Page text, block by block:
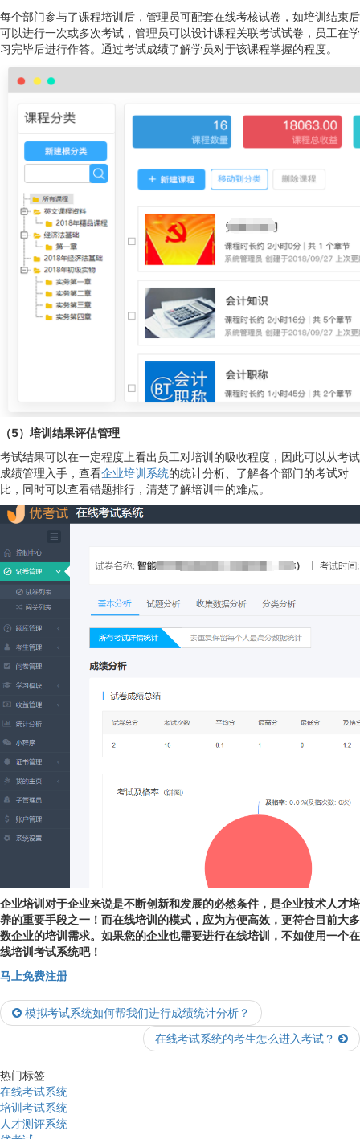
每个部门参与了课程培训后，管理员可配套在线考核试卷，如培训结束后
可以进行一次或多次考试，管理员可以设计课程关联考试试卷，员工在学
习完毕后进行作答。通过考试成绩了解学员对于该课程掌握的程度。
（5）培训结果评估管理
考试结果可以在一定程度上看出员工对培训的吸收程度，因此可以从考试
成绩管理入手，查看企业培训系统的统计分析、了解各个部门的考试对
比，同时可以查看错题排行，清楚了解培训中的难点。
企业培训对于企业来说是不断创新和发展的必然条件，是企业技术人才培
养的重要手段之一！而在线培训的模式，应为方便高效，更符合目前大多
数企业的培训需求。如果您的企业也需要进行在线培训，不如使用一个在
线培训考试系统吧！
马上免费注册
模拟考试系统如何帮我们进行成绩统计分析？
在线考试系统的考生怎么进入考试？
热门标签
在线考试系统
培训考试系统
人才测评系统